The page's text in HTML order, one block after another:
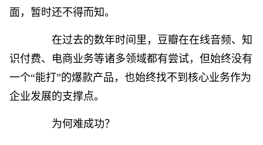
面，暂时还不得而知。
在过去的数年时间里，豆瓣在在线音频、知
识付费、电商业务等诸多领域都有尝试，但始终没有
一个“能打”的爆款产品，也始终找不到核心业务作为
企业发展的支撑点。
为何难成功？